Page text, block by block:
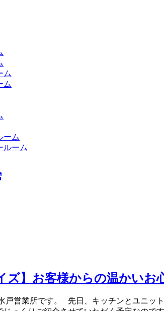
ム
ム
ーム
ルーム
ズ】お客様からの温かいお
戸営業所です。 先日、キッチンとユニッ